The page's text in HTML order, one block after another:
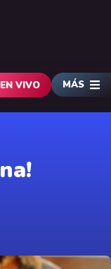
EN VIVO MÁS